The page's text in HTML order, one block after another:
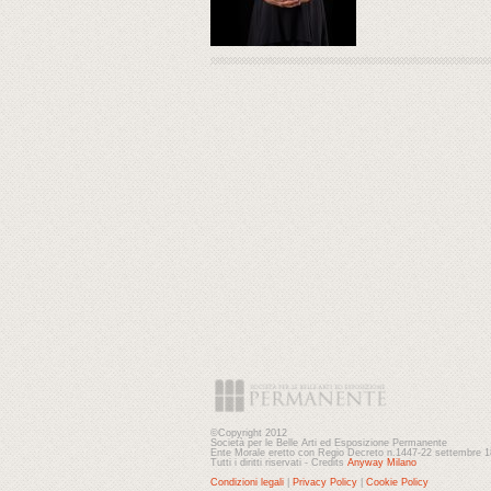
©Copyright 2012
Società per le Belle Arti ed Esposizione Permanente
Ente Morale eretto con Regio Decreto n.1447-22 settembre
Tutti i diritti riservati - Credits Anyway Milano
Condizioni legali
Privacy Policy Cookie Policy